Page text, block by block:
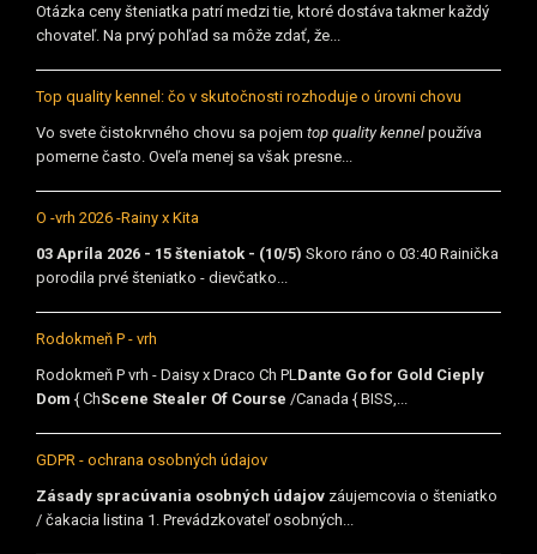
Otázka ceny šteniatka patrí medzi tie, ktoré dostáva takmer každý
chovateľ. Na prvý pohľad sa môže zdať, že...
Top quality kennel: čo v skutočnosti rozhoduje o úrovni chovu
Vo svete čistokrvného chovu sa pojem top quality kennel používa
pomerne často. Oveľa menej sa však presne...
O -vrh 2026 -Rainy x Kita
03 Apríla 2026 - 15 šteniatok - (10/5) Skoro ráno o 03:40 Rainička
porodila prvé šteniatko - dievčatko...
Rodokmeň P - vrh
Rodokmeň P vrh - Daisy x Draco Ch PLDante Go for Gold Cieply
Dom { ChScene Stealer Of Course /Canada { BISS,...
GDPR - ochrana osobných údajov
Zásady spracúvania osobných údajov záujemcovia o šteniatko
/ čakacia listina 1. Prevádzkovateľ osobných...